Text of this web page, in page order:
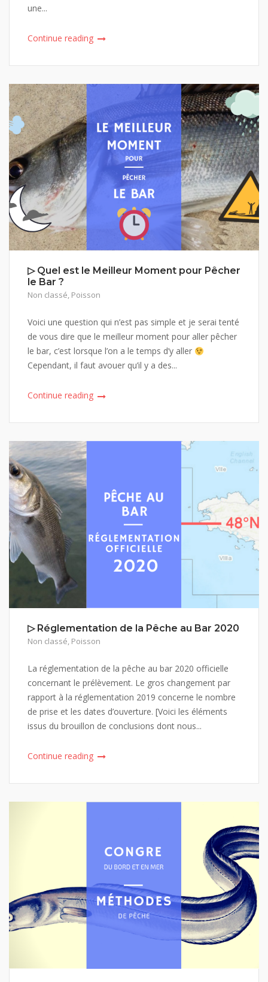
une...
Continue reading
▷ Quel est le Meilleur Moment pour Pêcher
le Bar ?
Non classé, Poisson
Voici une question qui n’est pas simple et je serai tenté
de vous dire que le meilleur moment pour aller pêcher
le bar, c’est lorsque l’on a le temps d’y aller
Cependant, il faut avouer qu’il y a des...
Continue reading
▷ Réglementation de la Pêche au Bar 2020
Non classé, Poisson
La réglementation de la pêche au bar 2020 officielle
concernant le prélèvement. Le gros changement par
rapport à la réglementation 2019 concerne le nombre
de prise et les dates d’ouverture. [Voici les éléments
issus du brouillon de conclusions dont nous...
Continue reading